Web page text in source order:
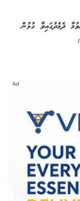
ދެމެދުގައިވާ ގުޅުން
Ad